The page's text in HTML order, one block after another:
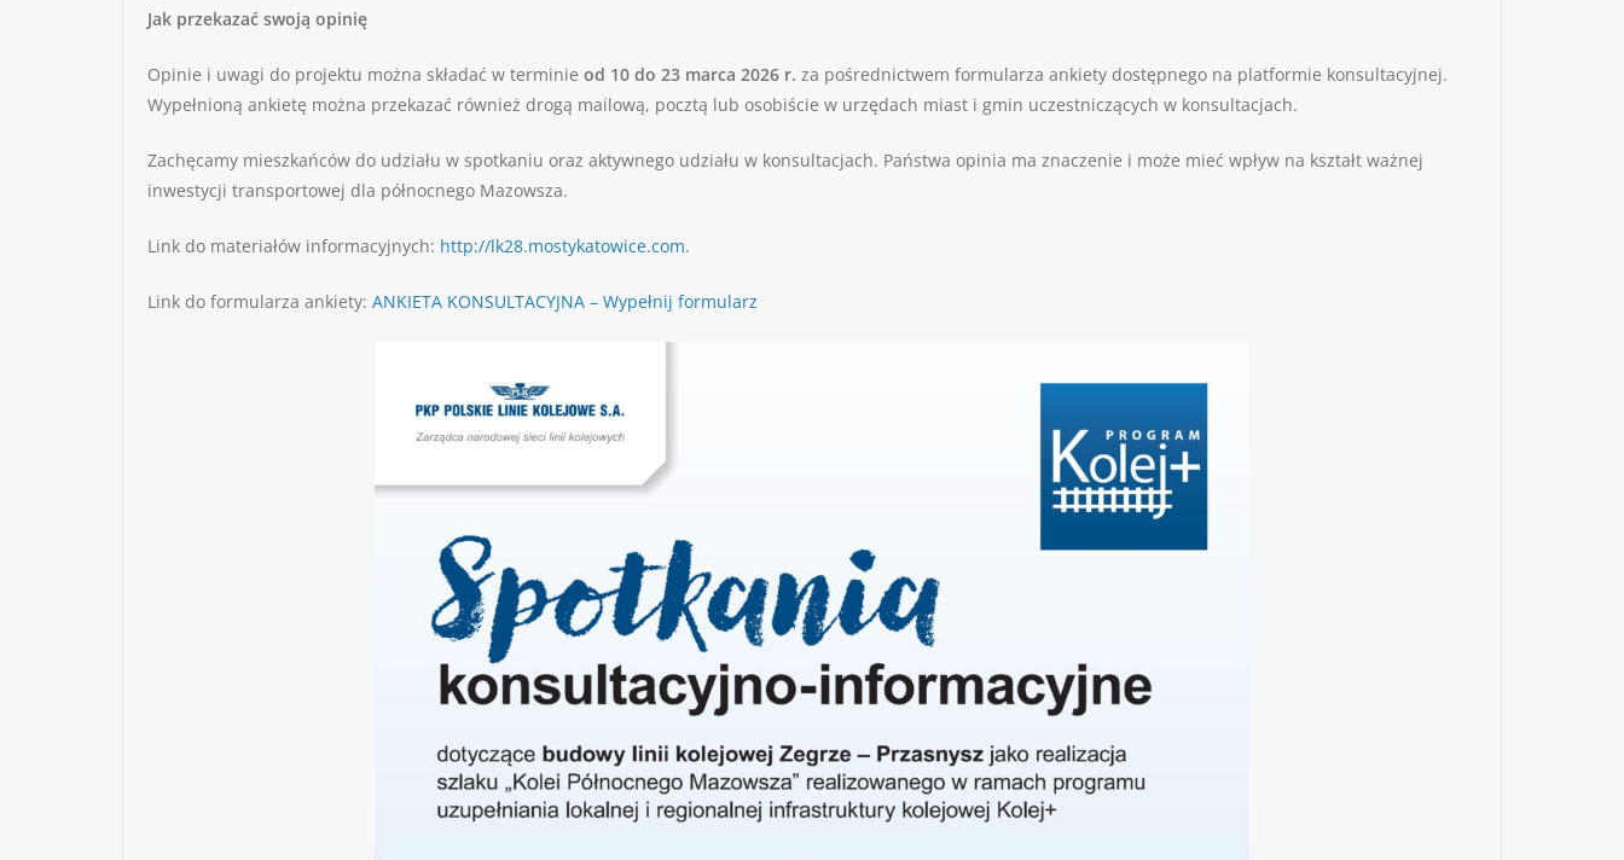
Jak przekazać swoją opinię
Opinie i uwagi do projektu można składać w terminie od 10 do 23 marca 2026 r. za pośrednictwem formularza ankiety dostępnego na platformie konsultacyjnej.
Wypełnioną ankietę można przekazać również drogą mailową, pocztą lub osobiście w urzędach miast i gmin uczestniczących w konsultacjach.
Zachęcamy mieszkańców do udziału w spotkaniu oraz aktywnego udziału w konsultacjach. Państwa opinia ma znaczenie i może mieć wpływ na kształt ważnej
inwestycji transportowej dla północnego Mazowsza.
Link do materiałów informacyjnych: http://lk28.mostykatowice.com.
Link do formularza ankiety: ANKIETA KONSULTACYJNA – Wypełnij formularz